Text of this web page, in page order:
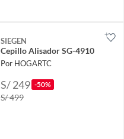
SIEGEN
Cepillo Alisador SG-4910
Por HOGARTC
S/ 249 -50%
S/ 499